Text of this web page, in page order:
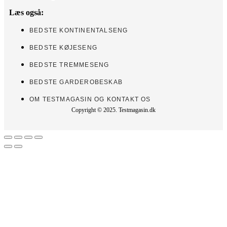
Læs også:
BEDSTE KONTINENTALSENG
BEDSTE KØJESENG
BEDSTE TREMMESENG
BEDSTE GARDEROBESKAB
OM TESTMAGASIN OG KONTAKT OS
Copyright © 2025. Testmagasin.dk